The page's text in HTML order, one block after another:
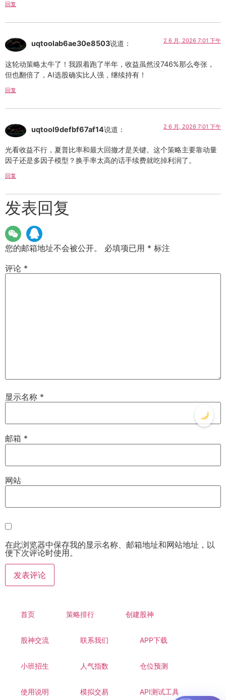
回复
uqtoolab6ae30e8503说道： 2 6 月, 2026 7:01 下午
这轮动策略太牛了！我跟着跑了半年，收益虽然没746%那么夸张，
但也翻倍了，AI选股确实比人强，继续持有！
回复
uqtool9defbf67af14说道： 2 6 月, 2026 7:01 下午
光看收益不行，夏普比率和最大回撤才是关键。这个策略主要靠动量
因子还是多因子模型？换手率太高的话手续费就吃掉利润了。
回复
发表回复
您的邮箱地址不会被公开。 必填项已用 * 标注
评论 *
显示名称 *
邮箱 *
网站
在此浏览器中保存我的显示名称、邮箱地址和网站地址，以
便下次评论时使用。
首页 策略排行 创建股神
股神交流 联系我们 APP下载
小班招生 人气指数 仓位预测
使用说明 模拟交易 API测试工具